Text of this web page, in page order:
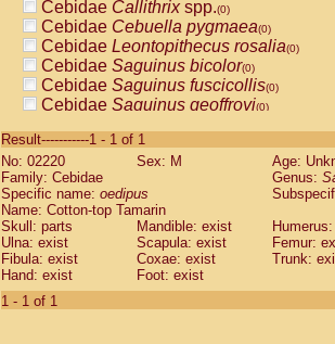
Cebidae Callithrixspp.(0)
Cebidae Cebuella pygmaea(0)
Cebidae Leontopithecus rosalia(0)
Cebidae Saguinus bicolor(0)
Cebidae Saguinus fuscicollis(0)
Cebidae Saguinus geoffroyi(0)
CebidaeSaguinus labiatus(0)
Cebidae Saguinus leucopus (0)
Cebidae
CebidaeSaguinus mystax
Cebidae Saguinus nigricollis (0)
Cebidae Saguinus oedipus
Cebidae Saguinus weddelli
Cebidae Saguinusspp.
Cebidae
Result-----------1 - 1 of 1
No: 02220
Sex: M
Age:
Family: Cebidae
Genus:
Specific name: oedipus
Name: Cotton-top Tamarin
Skull: parts
Mandible: exist
Ulna: exist
Scapula: exist
Femur:
Fibula: exist
Coxae: exist
Trunk:
Hand: exist
Foot: exist
1 - 1 of 1